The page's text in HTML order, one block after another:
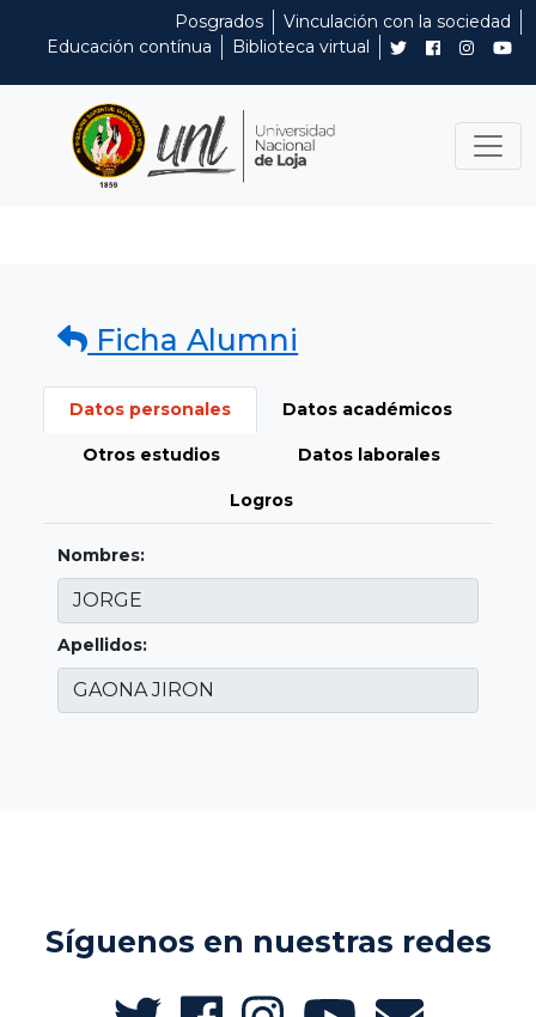
Posgrados
Vinculación con la sociedad
Educación contínua
Biblioteca virtual
Ficha Alumni
Datos personales Datos académicos
Otros estudios Datos laborales
Logros
Nombres:
Apellidos:
Síguenos en nuestras redes